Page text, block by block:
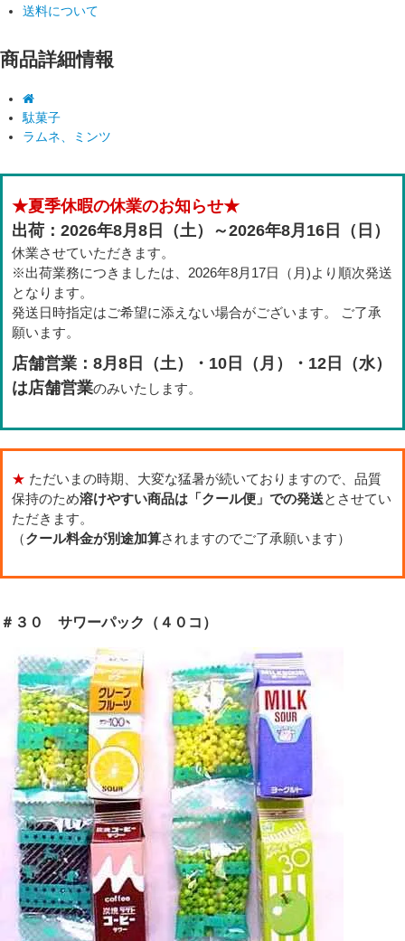
送料について
商品詳細情報
駄菓子
ラムネ、ミンツ
★夏季休暇の休業のお知らせ★
出荷：2026年8月8日（土）～2026年8月16日（日）
休業させていただきます。
※出荷業務につきましたは、2026年8月17日（月)より順次発送
となります。
発送日時指定はご希望に添えない場合がございます。 ご了承
願います。
店舗営業：8月8日（土）・10日（月）・12日（水）
は店舗営業のみいたします。
★ ただいまの時期、大変な猛暑が続いておりますので、品質
保持のため溶けやすい商品は「クール便」での発送とさせてい
ただきます。
（クール料金が別途加算されますのでご了承願います）
＃３０ サワーパック（４０コ）